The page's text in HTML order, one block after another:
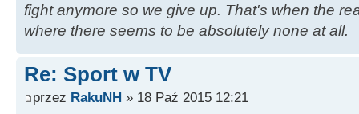
fight anymore so we give up. That's when the
where there seems to be absolutely none at all.
Re: Sport w TV
przez RakuNH » 18 Paź 2015 12:21